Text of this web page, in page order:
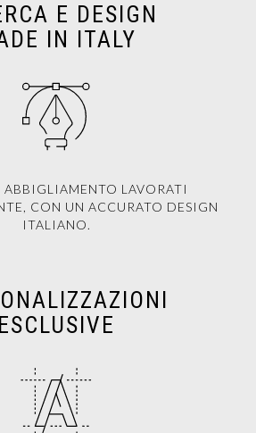
E DESIGN
IN ITALY
LAVORATI
CON UN ACCURATO DESIGN
ITALIANO.
ESCLUSIVE